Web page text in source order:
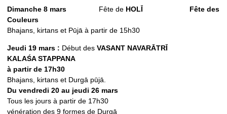
Dimanche 8 mars Fête de HOLĪ Fête des
Couleurs
Bhajans, kirtans et Pūjā à partir de 15h30
Jeudi 19 mars : Début desVASANT NAVARᾹTRĪ
KALAŚA STAPPANA
à partir de 17h30
Bhajans, kirtans et Durgā pūjā.
Du vendredi 20 au jeudi 26 mars
Tous les jours à partir de 17h30
vénération des 9 formes de Durgā